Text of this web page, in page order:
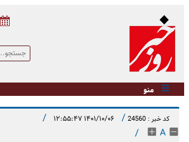
منو
کد خبر : 24560 / ۱۴۰۱/۱۰/۰۶ ۱۲:۵۵:۴۷ /
A
/